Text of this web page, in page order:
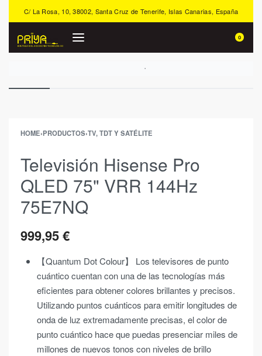
C/ La Rosa, 10, 38002, Santa Cruz de Tenerife, Islas Canarias, España
0
HOME›PRODUCTOS›TV, TDT Y SATÉLITE
Televisión Hisense Pro
QLED 75" VRR 144Hz
75E7NQ
999,95€
【Quantum Dot Colour】 Los televisores de punto
cuántico cuentan con una de las tecnologías más
eficientes para obtener colores brillantes y precisos.
Utilizando puntos cuánticos para emitir longitudes de
onda de luz extremadamente precisas, el color de
punto cuántico hace que puedas presenciar miles de
millones de nuevos tonos con niveles de brillo